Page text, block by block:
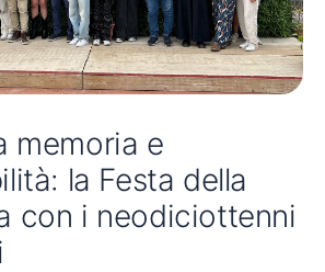
memoria e
la Festa della
con i neodiciottenni